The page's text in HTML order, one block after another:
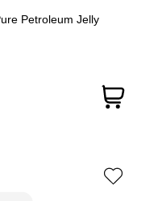
Petroleum Jelly